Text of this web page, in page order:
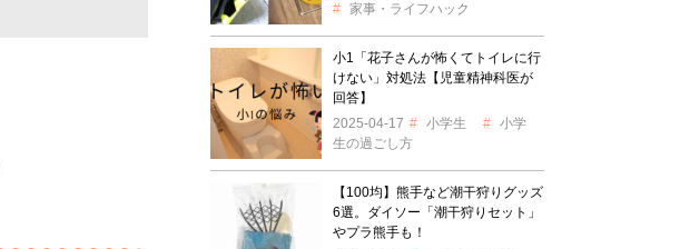
家事・ライフハック
小1「花子さんが怖くてトイレに行
けない」対処法【児童精神科医が
回答】
2025-04-17
小学生
小学
生の過ごし方
【100均】熊手など潮干狩りグッズ
6選。ダイソー「潮干狩りセット」
やプラ熊手も！